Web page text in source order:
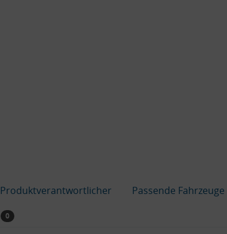
Produktverantwortlicher
Passende Fahrzeuge
0